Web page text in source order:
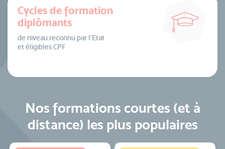
Cycles de formation
diplômants
de niveau reconnu par l’Etat
et éligibles CPF
Nos formations courtes (et à
distance) les plus populaires